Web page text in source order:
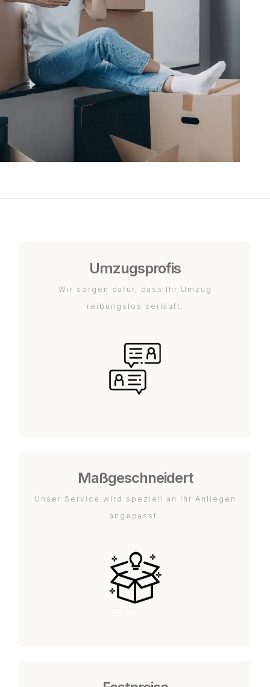
Umzugsprofis
Wir sorgen dafür, dass Ihr Umzug
reibungslos verläuft.
Maßgeschneidert
Unser Service wird speziell an Ihr Anliegen
angepasst.